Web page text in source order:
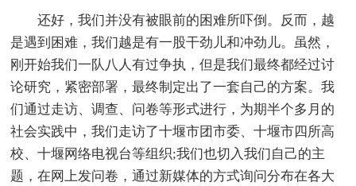
还好，我们并没有被眼前的困难所吓倒。反而，越
是遇到困难，我们越是有一股干劲儿和冲劲儿。虽然，
刚开始我们一队八人有过争执，但是我们最终都经过讨
论研究，紧密部署，最终制定出了一套自己的方案。我
们通过走访、调查、问卷等形式进行，为期半个多月的
社会实践中，我们走访了十堰市团市委、十堰市四所高
校、十堰网络电视台等组织;我们也切入我们自己的主
题，在网上发问卷，通过新媒体的方式询问分布在各大